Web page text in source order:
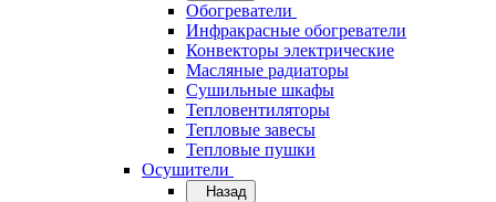
Обогреватели
Инфракрасные обогреватели
Конвекторы электрические
Масляные радиаторы
Сушильные шкафы
Тепловентиляторы
Тепловые завесы
Тепловые пушки
Осушители
Назад